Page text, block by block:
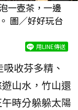
一壺茶，一邊
圖／好好玩台
用LINE傳送
收芬多精、
山水，竹山還
時分躲躲太陽